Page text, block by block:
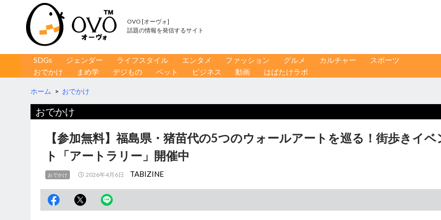
OVO [オーヴォ]
話題の情報を発信するサイト
コンテンツへ移動
SDGs ジェンダー ライフスタイル エンタメ ファッション グルメ カルチャー
スポーツ
おでかけ
まめ学 デジもの ペット ビジネス 動画 はばたけラボ
ホーム > おでかけ
おでかけ
【参加無料】福島県・猪苗代の5つのウォールアートを巡る！街歩きイベ
ト「アートラリー」開催中
おでかけ 2026年4月6日 TABIZINE